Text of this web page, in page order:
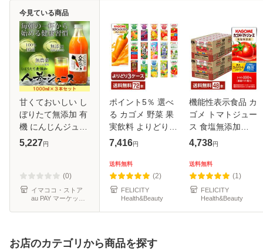
甘くておいしい し
ぼりたて無添加 有
機 にんじんジュー
ス お試しセット
ス
5,227円
(0)
イマココ・ストア
au PAY マーケット
今見ている商品
ポイント5％ 選べ
る カゴメ 野菜 果
実飲料 よりどり
MIX 195〜200ml
（24本×3箱） より
どり3ケース 送料
無料
7,416円
送料無料
(2)
FELICITY
Health&Beauty
機能性表示食品 カ
ゴメ トマトジュー
ス 食塩無添加
200ml 紙パック 24
本） 送料無料
4,738円
送料無料
(1)
FELICITY
Health&Beauty
お店のカテゴリから商品を探す